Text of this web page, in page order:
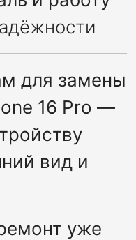
для замены
16 Pro —
вид и
уже